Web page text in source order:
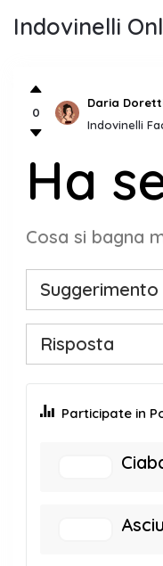
Indovinelli
0
Daria
Indovinelli
Ha
Cosa si bagna
Suggerimento
Risposta
Participate in